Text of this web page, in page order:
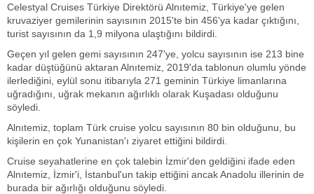
Celestyal Cruises Türkiye Direktörü Alnıtemiz, Türkiye'ye gelen
kruvaziyer gemilerinin sayısının 2015'te bin 456'ya kadar çıktığını,
turist sayısının da 1,9 milyona ulaştığını bildirdi.
Geçen yıl gelen gemi sayısının 247'ye, yolcu sayısının ise 213 bine
kadar düştüğünü aktaran Alnıtemiz, 2019'da tablonun olumlu yönde
ilerlediğini, eylül sonu itibarıyla 271 geminin Türkiye limanlarına
uğradığını, uğrak mekanın ağırlıklı olarak Kuşadası olduğunu
söyledi.
Alnıtemiz, toplam Türk cruise yolcu sayısının 80 bin olduğunu, bu
kişilerin en çok Yunanistan'ı ziyaret ettiğini bildirdi.
Cruise seyahatlerine en çok talebin İzmir'den geldiğini ifade eden
Alnıtemiz, İzmir'i, İstanbul'un takip ettiğini ancak Anadolu illerinin de
burada bir ağırlığı olduğunu söyledi.